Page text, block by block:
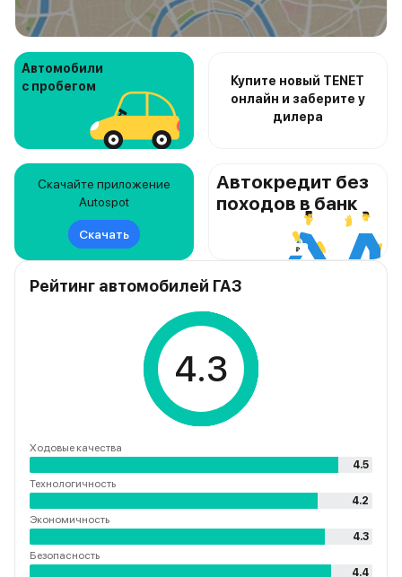
Автомобили
с пробегом
Купите новый TENET
онлайн и заберите у
дилера
Скачайте приложение
Autospot
Скачать
Автокредит без
походов в банк
Рейтинг автомобилей ГАЗ
4.3
Ходовые качества
4.5
Технологичность
4.2
Экономичность
4.3
Безопасность
4.4